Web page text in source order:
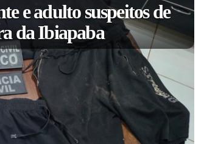
e adulto suspeitos de
da Ibiapaba